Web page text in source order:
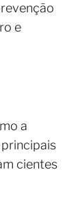
e
a
cientes